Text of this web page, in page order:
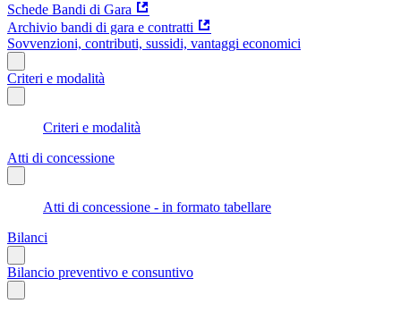
Schede Bandi di Gara
Archivio bandi di gara e contratti
Sovvenzioni, contributi, sussidi, vantaggi economici
Criteri e modalità
Criteri e modalità
Atti di concessione
Atti di concessione - in formato tabellare
Bilanci
Bilancio preventivo e consuntivo